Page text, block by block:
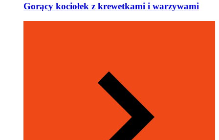
Gorący kociołek z krewetkami i warzywami